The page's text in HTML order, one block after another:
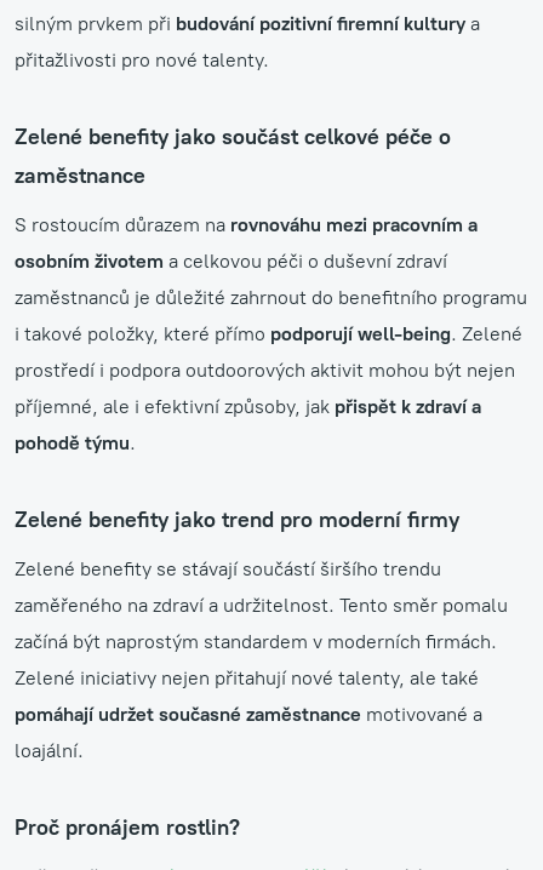
silným prvkem při budování pozitivní firemní kultury a
přitažlivosti pro nové talenty.
Zelené benefity jako součást celkové péče o
zaměstnance
S rostoucím důrazem na rovnováhu mezi pracovním a
osobním životem a celkovou péči o duševní zdraví
zaměstnanců je důležité zahrnout do benefitního programu
i takové položky, které přímo podporují well-being. Zelené
prostředí i podpora outdoorových aktivit mohou být nejen
příjemné, ale i efektivní způsoby, jak přispět k zdraví a
pohodě týmu.
Zelené benefity jako trend pro moderní firmy
Zelené benefity se stávají součástí širšího trendu
zaměřeného na zdraví a udržitelnost. Tento směr pomalu
začíná být naprostým standardem v moderních firmách.
Zelené iniciativy nejen přitahují nové talenty, ale také
pomáhají udržet současné zaměstnance motivované a
loajální.
Proč pronájem rostlin?